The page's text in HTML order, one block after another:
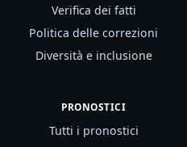
Verifica dei fatti
Politica delle correzioni
Diversità e inclusione
PRONOSTICI
Tutti i pronostici